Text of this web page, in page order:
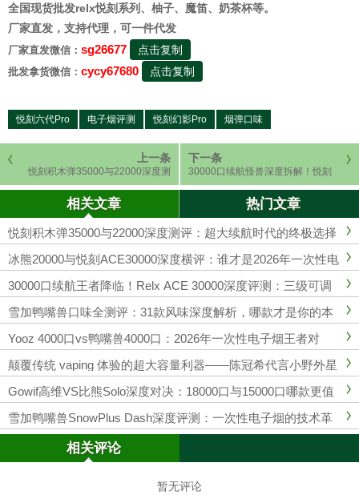
全国现货批发relx悦刻系列、柚子、魔笛、奶茶杯等。
厂家直发，支持代理，可一件代发
厂家直发微信： sg26677 点击复制
批发拿货微信： cycy67680 点击复制
悦刻六代Pro 电子烟评测 悦刻幻影Pro 烟弹口味
上一条
悦刻积木弹35000与22000深度测
评：超大续航时代的终极选择
下一条
30000口续航怪兽深度拆解！悦刻
积木三代套装，凭什么定义一次性
电子烟新标杆？
相关文章 热门文章
悦刻积木弹35000与22000深度测评：超大续航时代的终极选择
冰熊20000与悦刻ACE30000深度横评：谁才是2026年一次性电
子烟的“口数之王”？
30000口续航王者降临！Relx ACE 30000深度评测：三级可调
+双网丝，一口封神
雪加鸭嘴兽口味全测评：31款风味深度解析，哪款才是你的本
命？
Yooz 4000口vs鸭嘴兽4000口：2026年一次性电子烟王者对
决，谁才是真·性价比之王
颠覆传统 vaping 体验的超大容量利器——陈冠希代言小野外星
人深度解析
Gowif高维VS比熊Solo深度对决：18000口与15000口哪款更值
得你选择
雪加鸭嘴兽SnowPlus Dash深度评测：一次性电子烟的技术革
新与口味全解析
相关评论
暂无评论